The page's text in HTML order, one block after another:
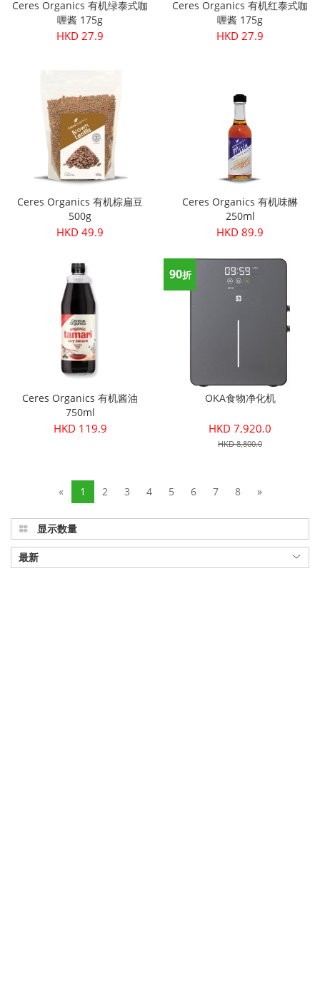
Ceres Organics 有机绿泰式咖
喱酱 175g
HKD 27.9
Ceres Organics 有机红泰式咖
喱酱 175g
HKD 27.9
Ceres Organics 有机棕扁豆
500g
HKD 49.9
Ceres Organics 有机味醂
250ml
HKD 89.9
Ceres Organics 有机酱油
750ml
HKD 119.9
90折
OKA食物净化机
HKD 7,920.0
HKD 8,800.0
« 1 2 3 4 5 6 7 8 »
显示数量
最新